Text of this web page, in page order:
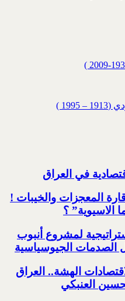
)
في العراق
المعجزات والخيبات !‏
الاسيوية” ؟‏
لمشروع أنبوب
الصدمات الجيوسياسية
الهشة.. العراق
العنبكي